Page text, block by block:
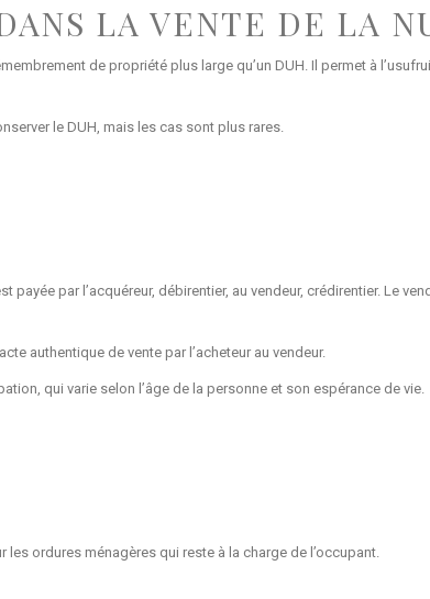
LA VENTE DE LA
de propriété plus large qu’un DUH. Il permet à
le DUH, mais les cas sont plus rares.
payée par l’acquéreur, débirentier, au vendeur, crédirentier. Le
authentique de vente par l’acheteur au vendeur.
qui varie selon l’âge de la personne et son espérance de vie.
ordures ménagères qui reste à la charge de l’occupant.